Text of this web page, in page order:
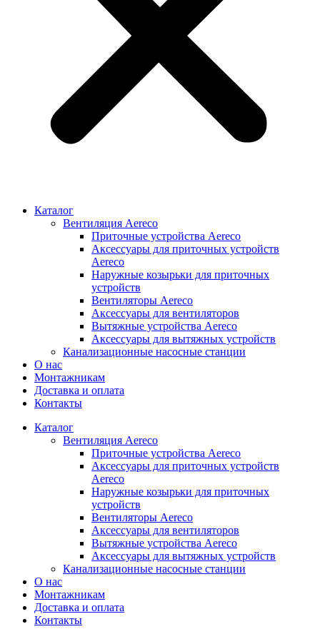
Каталог
Вентиляция Aereco
Приточные устройства Aereco
Аксессуары для приточных устройств
Aereco
Наружные козырьки для приточных
устройств
Вентиляторы Aereco
Аксессуары для вентиляторов
Вытяжные устройства Aereco
Аксессуары для вытяжных устройств
Канализационные насосные станции
О нас
Монтажникам
Доставка и оплата
Контакты
Каталог
Вентиляция Aereco
Приточные устройства Aereco
Аксессуары для приточных устройств
Aereco
Наружные козырьки для приточных
устройств
Вентиляторы Aereco
Аксессуары для вентиляторов
Вытяжные устройства Aereco
Аксессуары для вытяжных устройств
Канализационные насосные станции
О нас
Монтажникам
Доставка и оплата
Контакты